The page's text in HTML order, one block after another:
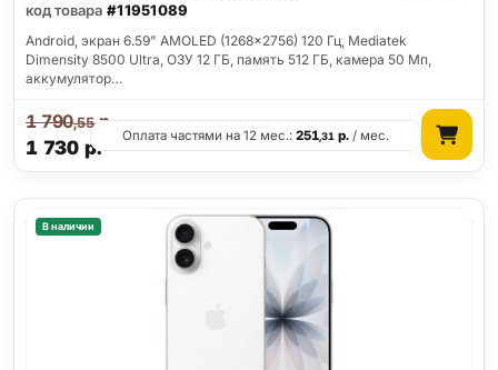
код товара #11951089
Android, экран 6.59" AMOLED (1268x2756) 120 Гц, Mediatek
Dimensity 8500 Ultra, ОЗУ 12 ГБ, память 512 ГБ, камера 50 Мп,
аккумулятор…
1 730 р.
1 790,55р.
Оплата частями на 12 мес.:251,31 р. / мес.
В наличии